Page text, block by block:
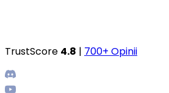
TrustScore 4.8 | 700+ Opinii